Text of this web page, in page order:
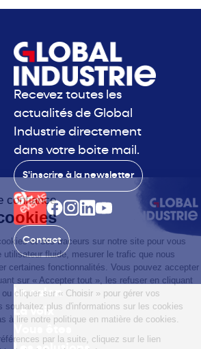
Recevez toutes les
actualités de Global
Industrie directement
dans votre boite mail.
S'inscrire à la newsletter
Contact
Le salon
La voix